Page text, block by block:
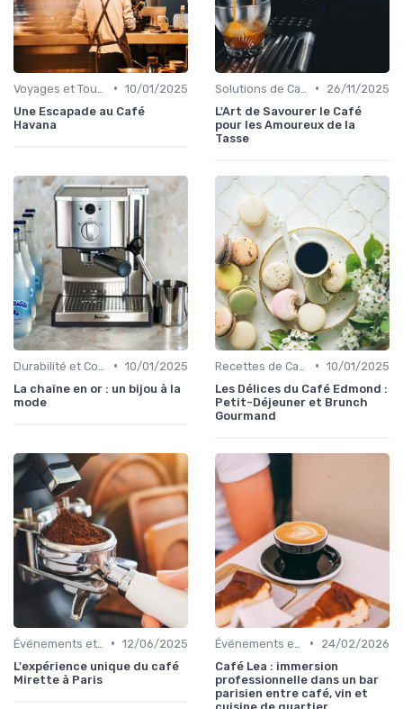
• 10/01/2025
Une Escapade au Café
Havana
•
26/11/2025
L'Art de Savourer le Café
pour les Amoureux de la
Tasse
• 10/01/2025
La chaîne en or : un bijou à la
mode
• 10/01/2025
Les Délices du Café Edmond :
Petit-Déjeuner et Brunch
Gourmand
• 12/06/2025
L'expérience unique du café
Mirette à Paris
•
24/02/2026
Café Lea : immersion
professionnelle dans un bar
parisien entre café, vin et